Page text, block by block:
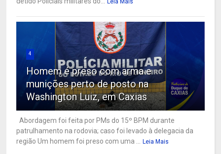
Leia Mais
4
Homem é preso com arma e
munições perto de posto na
Washington Luiz, em Caxias
Abordagem foi feita por PMs do 15º BPM durante
patrulhamento na rodovia; caso foi levado à delegacia da
região Um homem foi preso com uma ... Leia Mais